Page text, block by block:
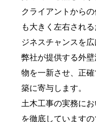
クライアントから
も大きく左右され
ジネスチャンスを
弊社が提供する外
物を一新させ、正
築に寄与します。
土木工事の実務に
を徹底しています